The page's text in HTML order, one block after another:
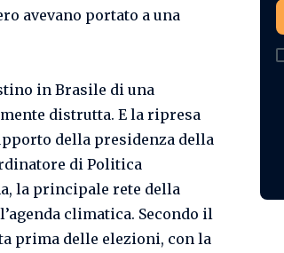
avevano portato a una
in Brasile di una
distrutta. E la ripresa
della presidenza della
di Politica
la principale rete della
climatica. Secondo il
prima delle elezioni, con la